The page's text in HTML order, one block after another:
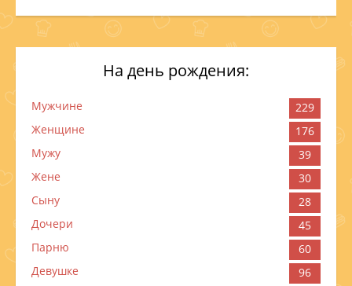
На день рождения:
Мужчине
229
Женщине
176
Мужу
39
Жене
30
Сыну
28
Дочери
45
Парню
60
Девушке
96